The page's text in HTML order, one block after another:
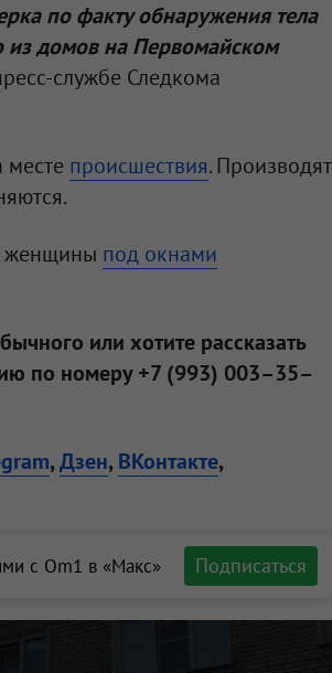
по факту обнаружения тела
домов на Первомайском
службе Следкома
происшествия. Производят
женщины под окнами
или хотите рассказать
по номеру +7 (993) 003–35–
,Дзен, ВКонтакте,
с Om1 в «Макс» Подписаться